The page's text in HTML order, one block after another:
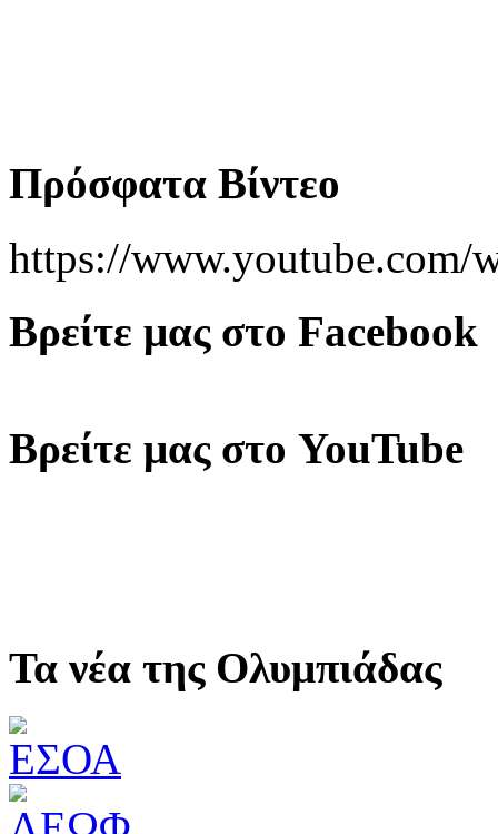
Πρόσφατα Βίντεο
https://
Βρείτε μας στο Facebook
Βρείτε μας στο YouTube
Τα νέα της Ολυμπιάδας